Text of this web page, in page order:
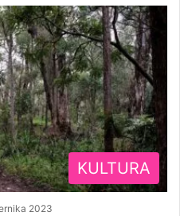
KULTURA
2023